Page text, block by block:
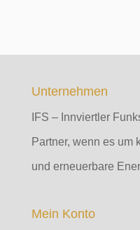
Unternehmen
IFS – Innviertler
Partner, wenn es um
und erneuerbare
Mein Konto